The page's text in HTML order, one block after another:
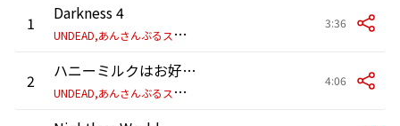
1
Darkness 4
U
NDEAD,あんさんぶるスターズ!!
3:36
2
ハニーミルクはお好みで
U
NDEAD,あんさんぶるスターズ!!
4:06